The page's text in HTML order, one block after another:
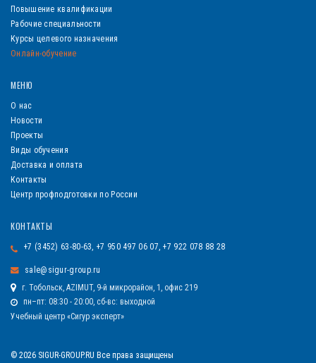
Повышение квалификации
Рабочие специальности
Курсы целевого назначения
Онлайн-обучение
МЕНЮ
О нас
Новости
Проекты
Виды обучения
Доставка и оплата
Контакты
Центр профподготовки по России
КОНТАКТЫ
+7 (3452) 63-80-63, +7 950 497 06 07, +7 922 078 88 28
sale@sigur-group.ru
г. Тобольск, AZIMUT, 9-й микрорайон, 1, офис 219
пн–пт: 08:30 - 20:00, сб-вс: выходной
Учебный центр «Сигур эксперт»
© 2026 SIGUR-GROUP.RU Все права защищены